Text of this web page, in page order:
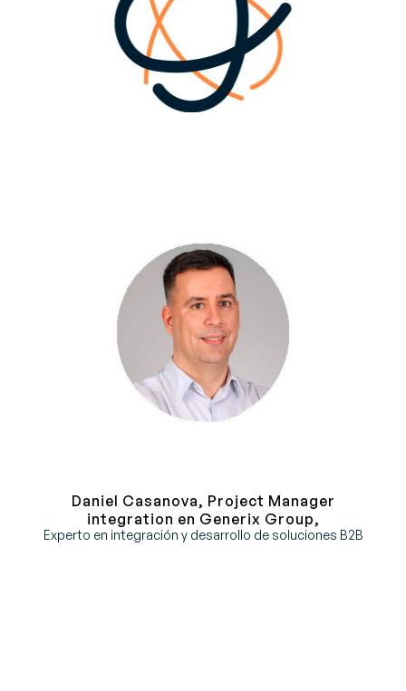
Daniel Casanova, Project Manager
integration en Generix Group,
Experto en integración y desarrollo de soluciones B2B